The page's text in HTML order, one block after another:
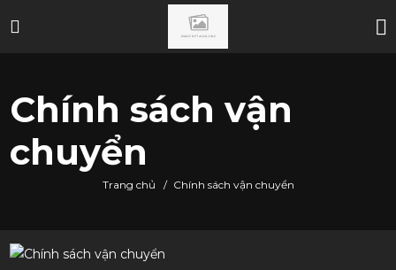
Chính sách vận
chuyển
Trang chủ / Chính sách vận chuyển